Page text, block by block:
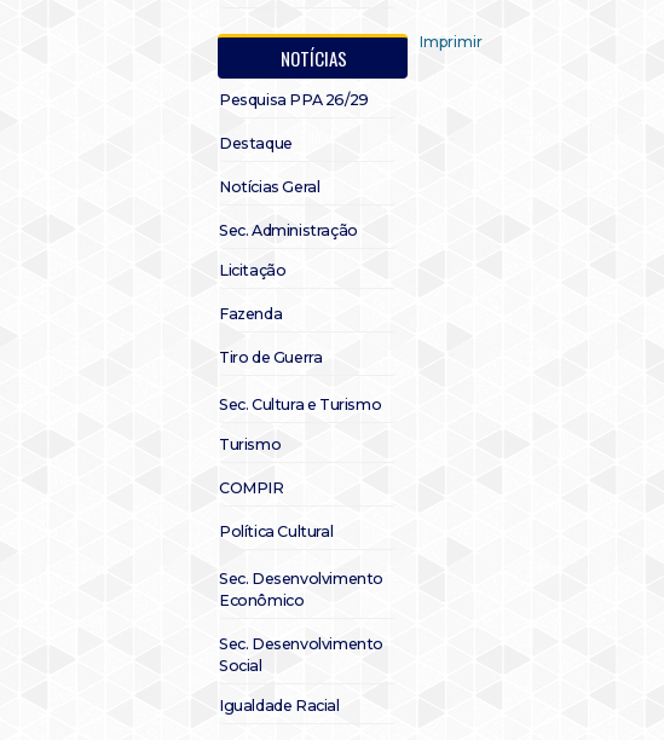
NOTÍCIAS
Pesquisa PPA 26/29
Destaque
Notícias Geral
Sec. Administração
Licitação
Fazenda
Tiro de Guerra
Sec. Cultura e Turismo
Turismo
COMPIR
Política Cultural
Sec. Desenvolvimento
Econômico
Sec. Desenvolvimento
Social
Igualdade Racial
Imprimir